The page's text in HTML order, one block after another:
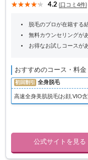
4.2 (口コミ4件)
脱毛のプロが在籍する
無料カウンセリングが
お得なお試しコースが
おすすめのコース・料金
初回割引 全身脱毛
高速全身美肌脱毛(お顔,VIO含
公式サイトを見る